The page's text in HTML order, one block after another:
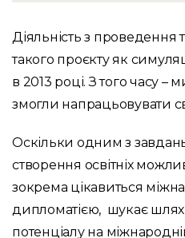
Діяльність з проведення
такого проєкту як
в 2013 році. З того часу –
змогли напрацьовувати
Оскільки одним з завдань
створення освітніх
зокрема цікавиться
дипломатією, шукає
потенціалу на